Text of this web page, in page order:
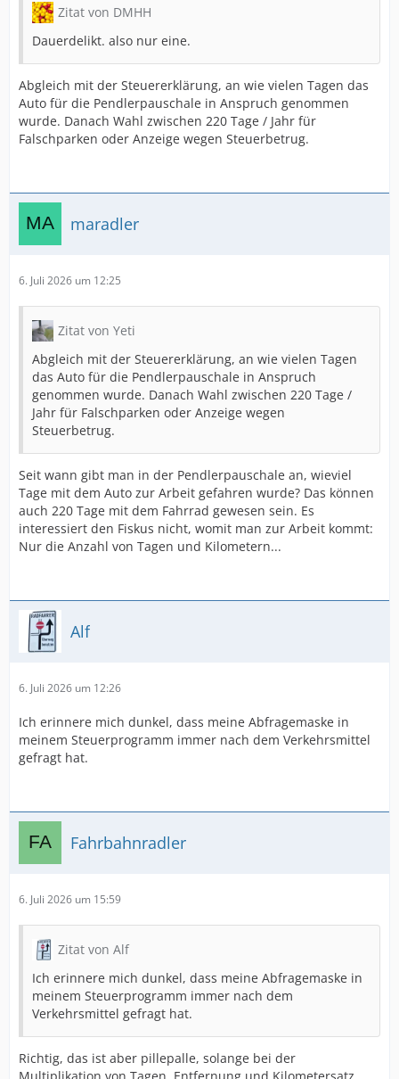
Zitat von DMHH
Dauerdelikt. also nur eine.
Abgleich mit der Steuererklärung, an wie vielen Tagen das
Auto für die Pendlerpauschale in Anspruch genommen
wurde. Danach Wahl zwischen 220 Tage / Jahr für
Falschparken oder Anzeige wegen Steuerbetrug.
maradler
6. Juli 2026 um 12:25
Zitat von Yeti
Abgleich mit der Steuererklärung, an wie vielen Tagen
das Auto für die Pendlerpauschale in Anspruch
genommen wurde. Danach Wahl zwischen 220 Tage /
Jahr für Falschparken oder Anzeige wegen
Steuerbetrug.
Seit wann gibt man in der Pendlerpauschale an, wieviel
Tage mit dem Auto zur Arbeit gefahren wurde? Das können
auch 220 Tage mit dem Fahrrad gewesen sein. Es
interessiert den Fiskus nicht, womit man zur Arbeit kommt:
Nur die Anzahl von Tagen und Kilometern...
Alf
6. Juli 2026 um 12:26
Ich erinnere mich dunkel, dass meine Abfragemaske in
meinem Steuerprogramm immer nach dem Verkehrsmittel
gefragt hat.
Fahrbahnradler
6. Juli 2026 um 15:59
Zitat von Alf
Ich erinnere mich dunkel, dass meine Abfragemaske in
meinem Steuerprogramm immer nach dem
Verkehrsmittel gefragt hat.
Richtig, das ist aber pillepalle, solange bei der